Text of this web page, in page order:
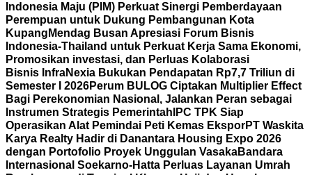
Indonesia Maju (PIM) Perkuat Sinergi Pemberdayaan
Perempuan untuk Dukung Pembangunan Kota
Kupang Mendag Busan Apresiasi Forum Bisnis
Indonesia-Thailand untuk Perkuat Kerja Sama Ekonomi,
Promosikan investasi, dan Perluas Kolaborasi
Bisnis InfraNexia Bukukan Pendapatan Rp7,7 Triliun di
Semester I 2026Perum BULOG Ciptakan Multiplier Effect
Bagi Perekonomian Nasional, Jalankan Peran sebagai
Instrumen Strategis Pemerintah IPC TPK Siap
Operasikan Alat Pemindai Peti Kemas EksporPT Waskita
Karya Realty Hadir di Danantara Housing Expo 2026
dengan Portofolio Proyek Unggulan VasakaBandara
Internasional Soekarno-Hatta Perluas Layanan Umrah